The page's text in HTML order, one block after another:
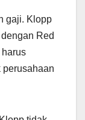
gaji. Klopp
Red
perusahaan